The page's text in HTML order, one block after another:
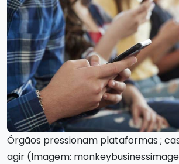
Órgãos pressionam plataformas ;
agir (Imagem: